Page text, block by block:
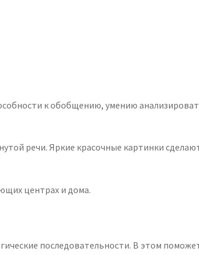
к обобщению, умению
речи. Яркие красочные картинки
центрах и дома.
последовательности. В этом